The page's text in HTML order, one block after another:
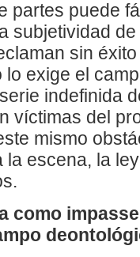
partes puede
subjetividad
sin
lo exige el
indefinida
víctimas del
mismo
la escena, la
como